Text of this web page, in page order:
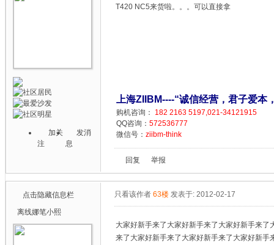
加关
注
发消
息
T420 NC5来货啦。。。可以直接拿
上海ZIIBM----“诚信经营，君子爱本
购机咨询：
182 2163 5197,021-34121915
QQ咨询： 572536777
微信号： ziibm-think
回复 举报
点击隐藏信息栏
离线娜笔小熙
只看该作者 63楼 发表于: 2012-02-17
大家好新手来了大家好新手来了大家好新手来
来了大家好新手来了大家好新手来了大家好新